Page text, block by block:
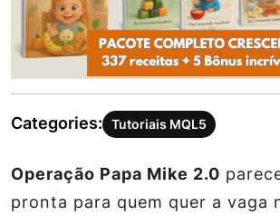
Categories: Tutoriais MQL5
Operação Papa Mike 2.0
pronta para quem quer a vaga